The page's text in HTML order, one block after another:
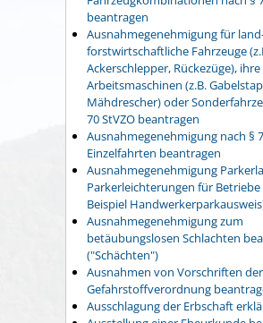
beantragen
Ausnahmegenehmigung für
forstwirtschaftliche Fahrzeuge
Ackerschlepper, Rückezüge),
Arbeitsmaschinen (z.B.
Mähdrescher) oder
70 StVZO beantragen
Ausnahmegenehmigung nach §
Einzelfahrten beantragen
Ausnahmegenehmigung
Parkerleichterungen für Betriebe
Beispiel
Ausnahmegenehmigung zum
betäubungslosen Schlachten
("Schächten")
Ausnahmen von Vorschriften der
Gefahrstoffverordnung
Ausschlagung der Erbschaft